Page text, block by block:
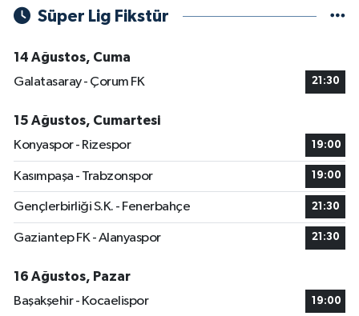
Süper Lig Fikstür
14 Ağustos, Cuma
Galatasaray - Çorum FK
21:30
15 Ağustos, Cumartesi
Konyaspor - Rizespor
19:00
Kasımpaşa - Trabzonspor 19:00
Gençlerbirliği S.K. - Fenerbahçe 21:30
Gaziantep FK - Alanyaspor 21:30
16 Ağustos, Pazar
Başakşehir - Kocaelispor
19:00